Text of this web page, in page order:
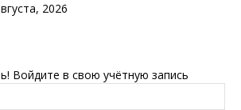
2026
Войдите в свою учётную запись